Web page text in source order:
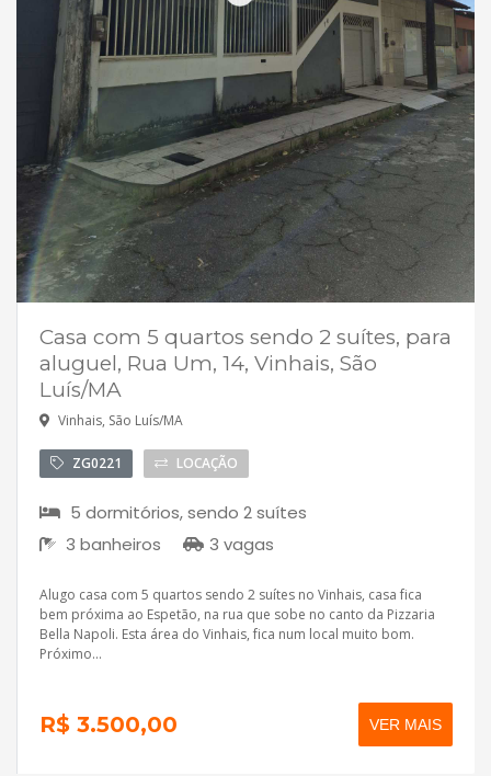
Casa com 5 quartos sendo 2 suítes, para
aluguel, Rua Um, 14, Vinhais, São
Luís/MA
Vinhais, São Luís/MA
ZG0221 LOCAÇÃO
5 dormitórios, sendo 2 suítes
3 banheiros
3 vagas
Alugo casa com 5 quartos sendo 2 suítes no Vinhais, casa fica
bem próxima ao Espetão, na rua que sobe no canto da Pizzaria
Bella Napoli. Esta área do Vinhais, fica num local muito bom.
Próximo...
R$ 3.500,00 VER MAIS